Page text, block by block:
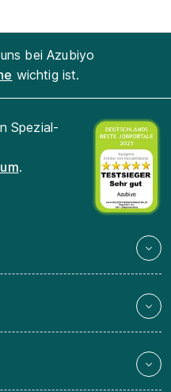
bei Azubiyo
wichtig ist.
Spezial-
.